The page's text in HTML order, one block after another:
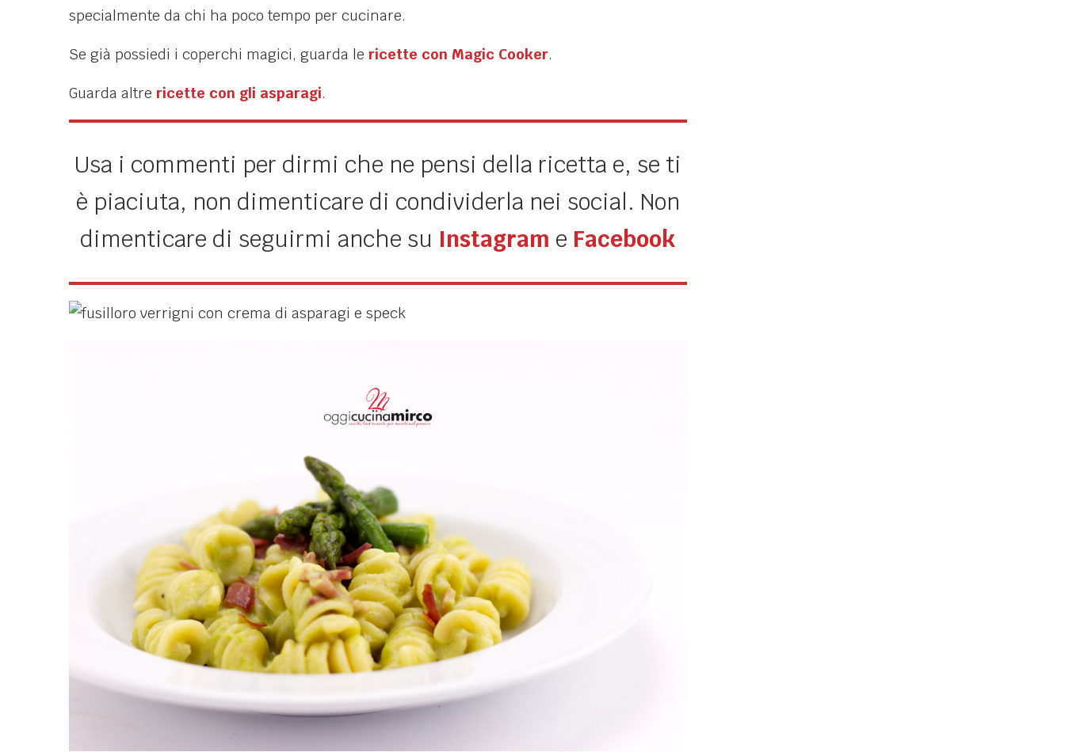
specialmente da chi ha poco tempo per cucinare.
Se già possiedi i coperchi magici, guarda le ricette con Magic Cooker.
Guarda altre ricette con gli asparagi.
Usa i commenti per dirmi che ne pensi della ricetta e, se ti
è piaciuta, non dimenticare di condividerla nei social. Non
dimenticare di seguirmi anche su Instagram e Facebook